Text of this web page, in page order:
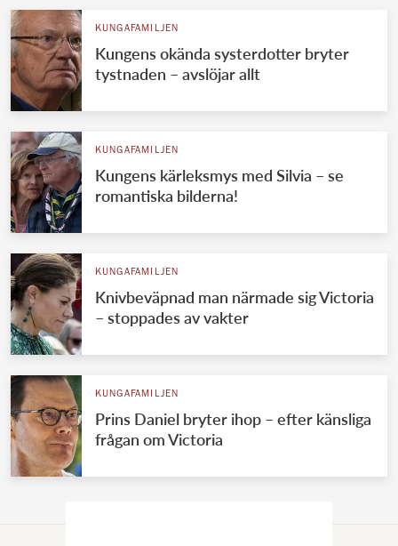
KUNGAFAMILJEN
Kungens okända systerdotter bryter
tystnaden – avslöjar allt
KUNGAFAMILJEN
Kungens kärleksmys med Silvia – se
romantiska bilderna!
KUNGAFAMILJEN
Knivbeväpnad man närmade sig Victoria
– stoppades av vakter
KUNGAFAMILJEN
Prins Daniel bryter ihop – efter känsliga
frågan om Victoria